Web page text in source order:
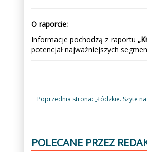
O raporcie:
Informacje pochodzą z raportu
potencjał najważniejszych
Poprzednia strona: „Łódzkie. Szyte
POLECANE PRZEZ